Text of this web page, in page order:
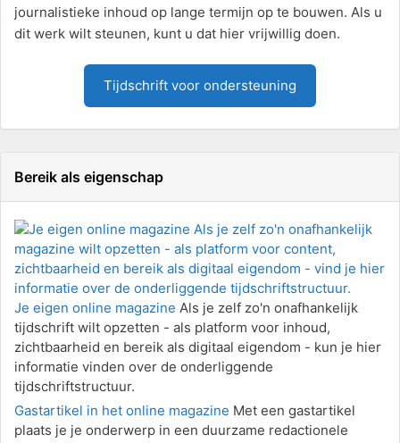
journalistieke inhoud op lange termijn op te bouwen. Als u
dit werk wilt steunen, kunt u dat hier vrijwillig doen.
Tijdschrift voor ondersteuning
Bereik als eigenschap
Je eigen online magazine Als je zelf zo'n onafhankelijk
tijdschrift wilt opzetten - als platform voor inhoud,
zichtbaarheid en bereik als digitaal eigendom - kun je hier
informatie vinden over de onderliggende
tijdschriftstructuur.
Gastartikel in het online magazine Met een gastartikel
plaats je je onderwerp in een duurzame redactionele